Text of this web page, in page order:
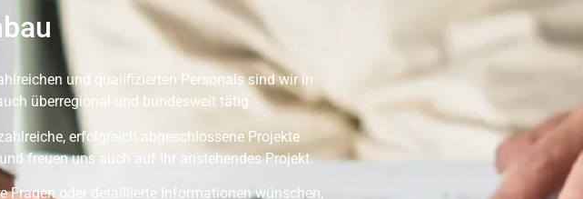
und qualifizierten Personals sind wir in
überregional und bundesweit tätig.
erfolgreich abgeschlossene Projekte
und freuen uns auch auf Ihr anstehendes Projekt.
Fragen oder detaillierte Informationen wünschen,